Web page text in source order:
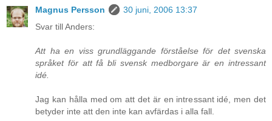
Magnus Persson
30 juni, 2006 13:37
Svar till Anders:
Att ha en viss grundläggande förståelse för det svenska
språket för att få bli svensk medborgare är en intressant
idé.
Jag kan hålla med om att det är en intressant idé, men det
betyder inte att den inte kan avfärdas i alla fall.